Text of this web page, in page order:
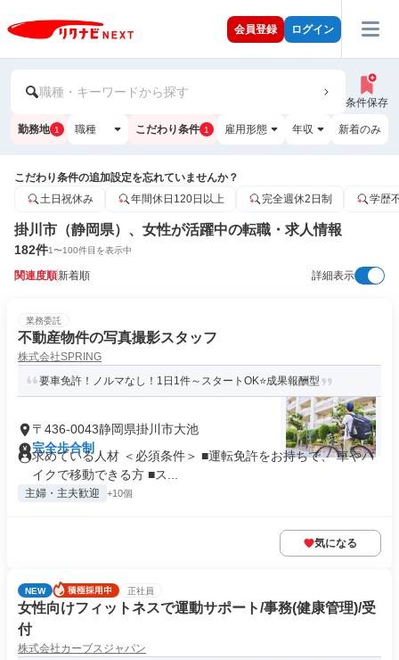
会員登録 ログイン
職種・キーワードから探す
条件保存
勤務地 1 職種 こだわり条件 1 雇用形態 年収 新着のみ
こだわり条件の追加設定を忘れていませんか？
土日祝休み
年間休日120日以上 完全週休2日制 学歴
掛川市（静岡県）、女性が活躍中の転職・求人情報
182件1〜100件目を表示中
関連度順新着順 詳細表示
業務委託
不動産物件の写真撮影スタッフ
株式会社SPRING
要車免許！ノルマなし！1日1件～スタートOK⭐成果報酬型
〒436-0043静岡県掛川市大池
完全歩合制
求めている人材 ＜必須条件＞ ■運転免許をお持ちで、 車やバ
イクで移動できる方 ■ス...
主婦・主夫歓迎 +10個
気になる
NEW 正社員
女性向けフィットネスで運動サポート/事務(健康管理)/受
付
株式会社カーブスジャパン